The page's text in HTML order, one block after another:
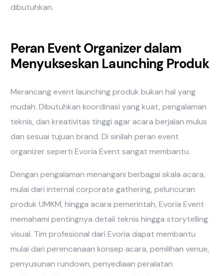
dibutuhkan.
Peran Event Organizer dalam
Menyukseskan Launching Produk
Merancang event launching produk bukan hal yang
mudah. Dibutuhkan koordinasi yang kuat, pengalaman
teknis, dan kreativitas tinggi agar acara berjalan mulus
dan sesuai tujuan brand. Di sinilah peran event
organizer seperti Evoria Event sangat membantu.
Dengan pengalaman menangani berbagai skala acara,
mulai dari internal corporate gathering, peluncuran
produk UMKM, hingga acara pemerintah, Evoria Event
memahami pentingnya detail teknis hingga storytelling
visual. Tim profesional dari Evoria dapat membantu
mulai dari perencanaan konsep acara, pemilihan venue,
penyusunan rundown, penyediaan peralatan